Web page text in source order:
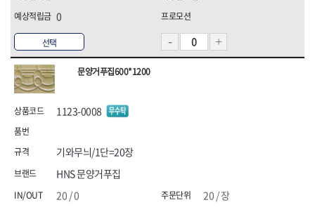
선택
0
문양거푸집600*1200
1123-0008
HNS 문양거푸집
20 / 장
기와무늬/1단=20장
20 / 0